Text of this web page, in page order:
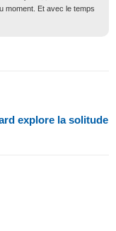
moment. Et avec le temps
explore la solitude